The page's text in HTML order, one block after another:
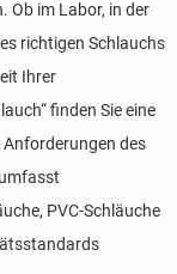
Ob im Labor, in der
richtigen Schlauchs
Ihrer
finden Sie eine
Anforderungen des
PVC-Schläuche